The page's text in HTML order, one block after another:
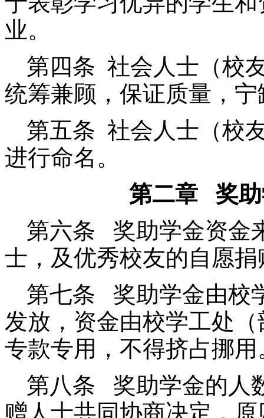
业。
第四条 社会人士（校
统筹兼顾，保证质量，
第五条 社会人士（校
进行命名。
第二章 奖助
第六条 奖助学金资金
士，及优秀校友的自愿捐
第七条 奖助学金由校
发放，资金由校学工处
专款专用，不得挤占挪用
第八条 奖助学金的人
赠人士共同协商决定，